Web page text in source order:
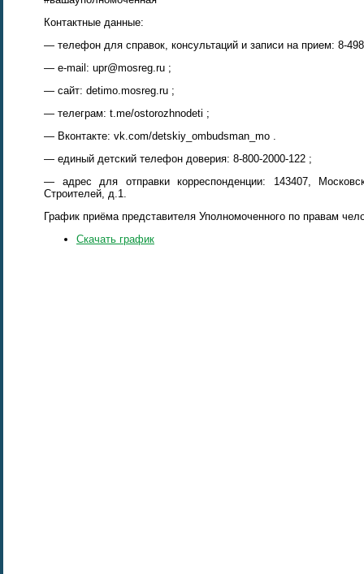
Контактные данные:
— телефон для справок, консультаций и записи на прием: 8-
— e-mail: upr@mosreg.ru ;
— сайт: detimo.mosreg.ru ;
— телеграм: t.me/ostorozhnodeti ;
— Вконтакте: vk.com/detskiy_ombudsman_mo .
— единый детский телефон доверия: 8-800-2000-122 ;
— адрес для отправки корреспонденции: 143407,
Строителей, д.1.
График приёма представителя Уполномоченного по правам
Скачать график